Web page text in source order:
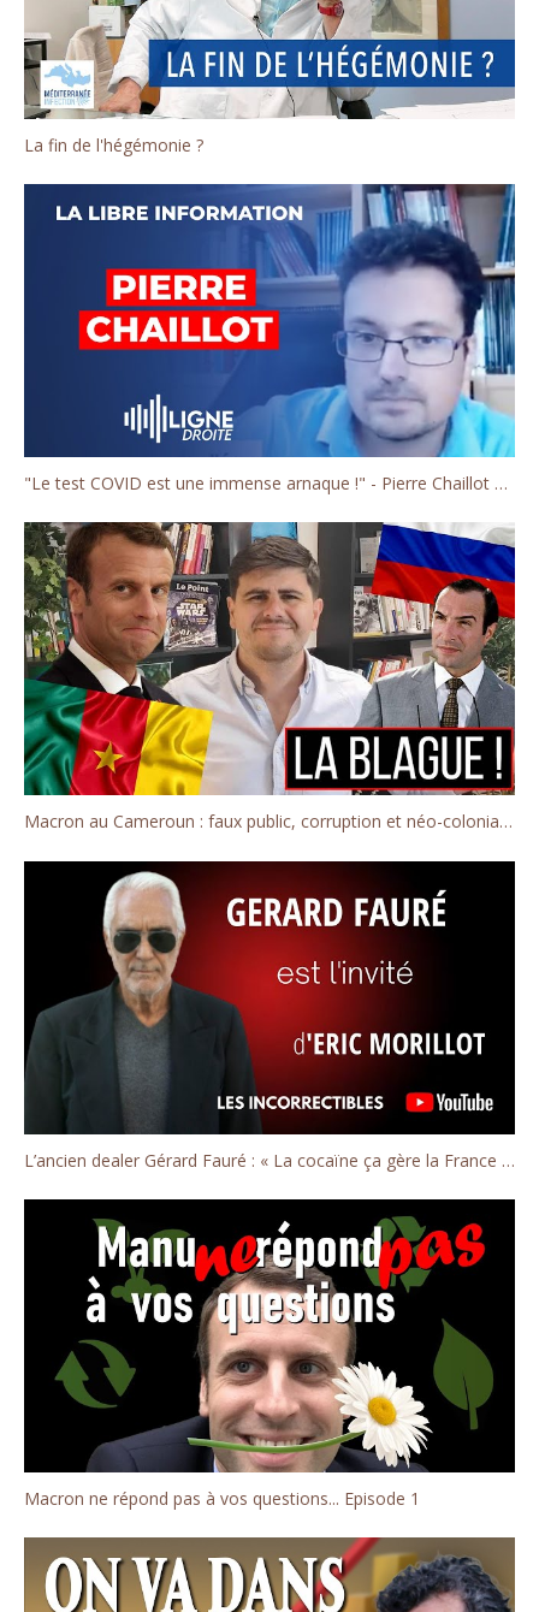
La fin de l'hégémonie ?
"Le test COVID est une immense arnaque !" - Pierre Chaillot de la chaîne Décoder l'éco
Macron au Cameroun : faux public, corruption et néo-colonialisme
L’ancien dealer Gérard Fauré : « La cocaïne ça gère la France ! »
Macron ne répond pas à vos questions... Episode 1